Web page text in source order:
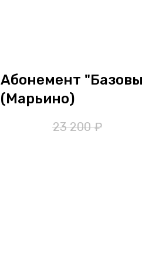
Абонемент
(Марьино)
23 200 ₽